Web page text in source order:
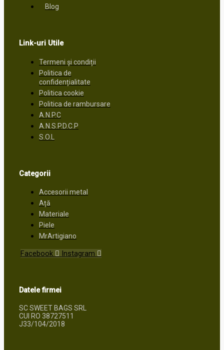
Blog
Link-uri Utile
Termeni și condiții
Politica de
confidențialitate
Politica cookie
Politica de rambursare
A.N.P.C
A.N.S.P.D.C.P
S.O.L
Categorii
Accesorii metal
Ață
Materiale
Piele
MrArtigiano
Facebook Instagram
Datele firmei
SC SWEET BAGS SRL
CUI RO 38727511
J33/104/2018